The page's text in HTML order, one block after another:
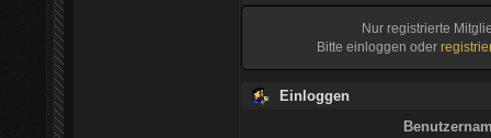
Nur registrierte
Bitte einloggen oder
Einloggen